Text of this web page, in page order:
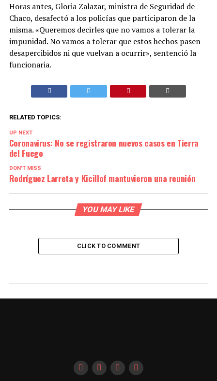
Horas antes, Gloria Zalazar, ministra de Seguridad de
Chaco, desafectó a los policías que participaron de la
misma. «Queremos decirles que no vamos a tolerar la
impunidad. No vamos a tolerar que estos hechos pasen
desapercibidos ni que vuelvan a ocurrir», sentenció la
funcionaria.
RELATED TOPICS:
UP NEXT
Coronavirus: No se registraron nuevos casos en Tierra
del Fuego
DON'T MISS
Rodríguez Larreta y Kicillof mantuvieron una reunión
YOU MAY LIKE
CLICK TO COMMENT